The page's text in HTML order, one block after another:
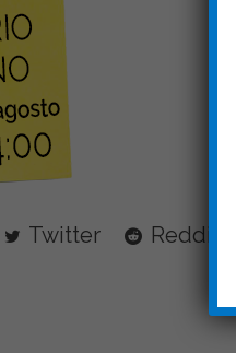
Twitter Reddit